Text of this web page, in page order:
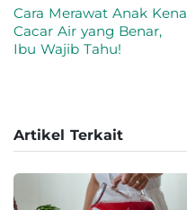
Cara Merawat Anak Kena
Cacar Air yang Benar,
Ibu Wajib Tahu!
Artikel Terkait